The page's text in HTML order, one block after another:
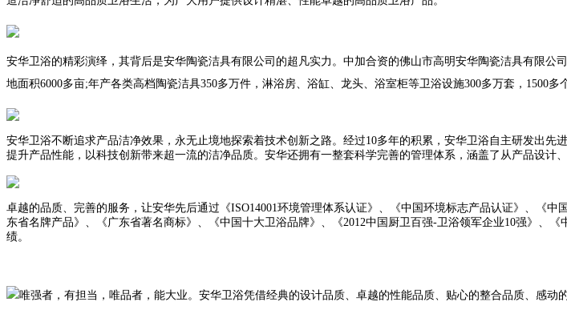
安华卫浴的精彩演绎，其背后是安华陶瓷洁具有限公司的超凡实力。中加合资的佛山市高明安华陶瓷洁具有限
地面积6000多亩;年产各类高档陶瓷洁具350多万件，淋浴房、浴缸、龙头、浴室柜等卫浴设施300多万套，1500
安华卫浴不断追求产品洁净效果，永无止境地探索着技术创新之路。经过10多年的积累，安华卫浴自主研发出
提升产品性能，以科技创新带来超一流的洁净品质。安华还拥有一整套科学完善的管理体系，涵盖了从产品设计
卓越的品质、完善的服务，让安华先后通过《ISO14001环境管理体系认证》、《中国环境标志产品认证》、《
东省名牌产品》、《广东省著名商标》、《中国十大卫浴品牌》、《2012中国厨卫百强-卫浴领军企业10强》、
绩。
唯强者，有担当，唯品者，能大业。安华卫浴凭借经典的设计品质、卓越的性能品质、贴心的整合品质、感动